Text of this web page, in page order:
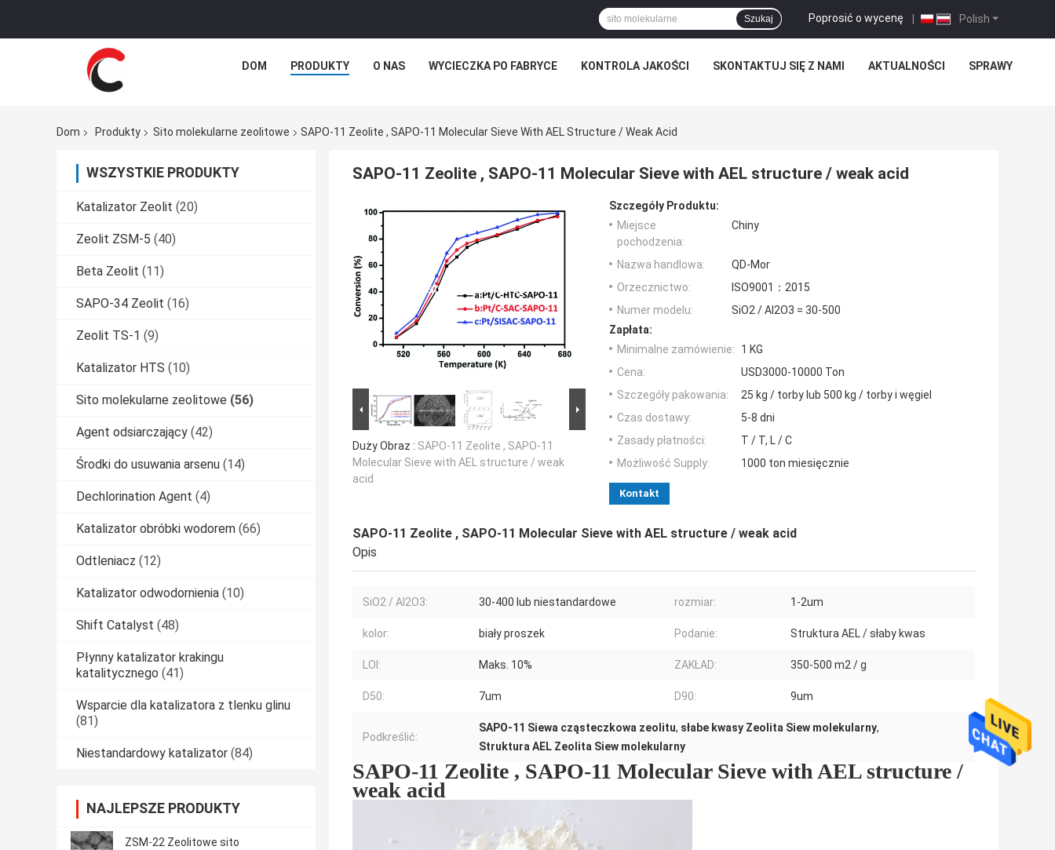
Polish
Poprosić o wycenę |
Szukaj
DOM PRODUKTY O NAS WYCIECZKA PO FABRYCE KONTROLA JAKOŚCI SKONTAKTUJ SIĘ Z NAMI AKTUALNOŚCI SPRAWY
Dom Produkty Sito molekularne zeolitowe SAPO-11 Zeolite , SAPO-11 Molecular Sieve With AEL Structure / Weak Acid
WSZYSTKIE PRODUKTY
Katalizator Zeolit (20)
Zeolit ​​ZSM-5 (40)
Beta Zeolit (11)
SAPO-34 Zeolit (16)
Zeolit ​​TS-1 (9)
Katalizator HTS (10)
Sito molekularne zeolitowe (56)
Agent odsiarczający (42)
Środki do usuwania arsenu (14)
Dechlorination Agent (4)
Katalizator obróbki wodorem (66)
Odtleniacz (12)
Katalizator odwodornienia (10)
Shift Catalyst (48)
Płynny katalizator krakingu
katalitycznego (41)
Wsparcie dla katalizatora z tlenku glinu
(81)
Niestandardowy katalizator (84)
NAJLEPSZE PRODUKTY
ZSM-22 Zeolitowe sito
SAPO-11 Zeolite , SAPO-11 Molecular Sieve with AEL structure / weak acid
Duży Obraz : SAPO-11 Zeolite , SAPO-11
Molecular Sieve with AEL structure / weak
acid
Szczegóły Produktu:
Miejsce
pochodzenia:
Chiny
Nazwa handlowa:
QD-Mor
Orzecznictwo:
ISO9001：2015
Numer modelu:
SiO2 / Al2O3 = 30-500
Zapłata:
Minimalne zamówienie:
1 KG
Cena:
USD3000-10000 Ton
Szczegóły pakowania:
25 kg / torby lub 500 kg / torby i węgiel
Czas dostawy:
5-8 dni
Zasady płatności:
T / T, L / C
Możliwość Supply:
1000 ton miesięcznie
Kontakt
SAPO-11 Zeolite , SAPO-11 Molecular Sieve with AEL structure / weak acid
Opis
SiO2 / Al2O3: 30-400 lub niestandardowe rozmiar: 1-2um
kolor: biały proszek Podanie: Struktura AEL / słaby kwas
LOI: Maks. 10% ZAKŁAD: 350-500 m2 / g
D50: 7um D90: 9um
Podkreślić:
SAPO-11 Siewa cząsteczkowa zeolitu, słabe kwasy Zeolita Siew molekularny,
Struktura AEL Zeolita Siew molekularny
SAPO-11 Zeolite , SAPO-11 Molecular Sieve with AEL structure /
weak acid